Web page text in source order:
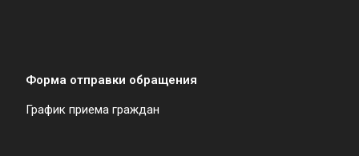
Форма отправки обращения
График приема граждан